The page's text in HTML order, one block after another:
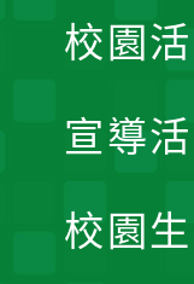
校園
宣導
校園